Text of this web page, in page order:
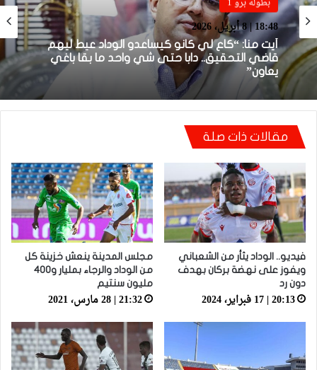
بطولة برو 1
18:48 | 8 أبريل، 2026
أيت منا: “كاع لي كانو كيساعدو الوداد عيط ليهم
قاضي التحقيق.. دابا حتى شي واحد ما بقا باغي
بطولة برو 1
22:23 | 6 أبريل، 2026
توالي النتائج السلبية يلاحق الوداد الرياضي بعد
تعادل جديد أمام الدفاع الحسني الجديدي
مقالات ذات صلة
فيديو.. الوداد يثأر من الشعباني
ويفوز على نهضة بركان بهدف
دون رد
20:13 | 17 فبراير، 2024
مجلس المدينة ينعش خزينة كل
من الوداد والرجاء بمليار و400
مليون سنتيم
21:32 | 28 مارس، 2021